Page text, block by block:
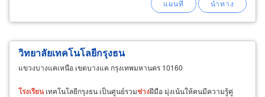
วิทยาลัยเทคโนโลยีกรุงธน
แขวงบางแคเหนือ เขตบางแค กรุงเทพมหานคร 10160
โรงเรียนเทคโนโลยีกรุงธน เป็นศูนย์รวมช่างฝีมือ มุ่งเน้นให้คนมีความรู้คู่